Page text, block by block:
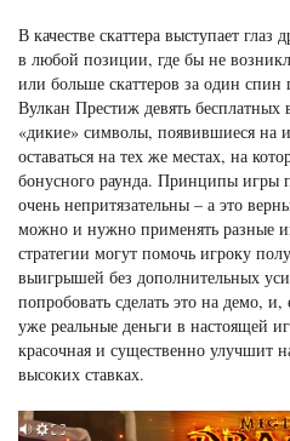
В качестве скаттера выступает
в любой позиции, где бы не
или больше скаттеров за один
Вулкан Престиж девять
«дикие» символы, появившиеся на
оставаться на тех же местах, на
бонусного раунда. Принципы игры
очень непритязательны – а это
можно и нужно применять разные
стратегии могут помочь игроку
выигрышей без дополнительных
попробовать сделать это на демо, и,
уже реальные деньги в настоящей
красочная и существенно улучшит
высоких ставках.